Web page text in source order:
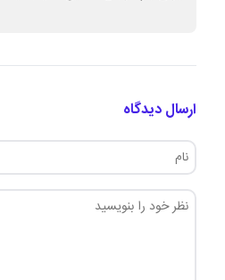
ارسال دیدگاه